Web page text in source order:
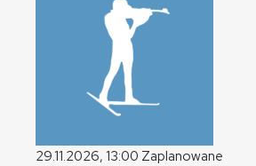
29.11.2026, 13:00 Zaplanowane